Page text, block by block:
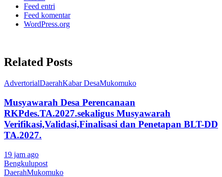
Feed entri
Feed komentar
WordPress.org
Related Posts
AdvertorialDaerahKabar DesaMukomuko
Musyawarah Desa Perencanaan
RKPdes.TA.2027.sekaligus Musyawarah
Verifikasi,Validasi,Finalisasi dan Penetapan BLT-DD
TA.2027.
19 jam ago
Bengkulupost
DaerahMukomuko